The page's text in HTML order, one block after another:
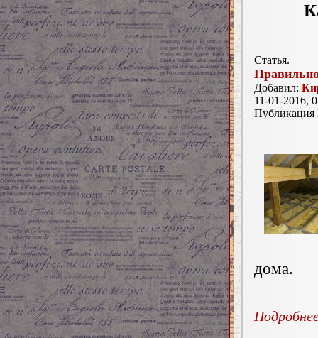
Статья.
Добавил:
11-01-2016,
дома.